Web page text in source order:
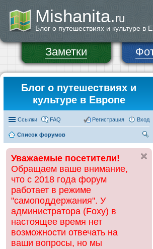
Mishanita.ru
Блог о путешествиях и культуре в
Заметки
Блог о путешествиях и
культуре в Европе
Ссылки FAQ Вход
Регистрация
Список форумов
ск
Уважаемые посетители!
Обращаем ваше внимание,
что с 2018 года форум
работает в режиме
"самоподдержания". У
администратора (Foxy) в
настоящее время нет
возможности отвечать на
ваши вопросы, но мы